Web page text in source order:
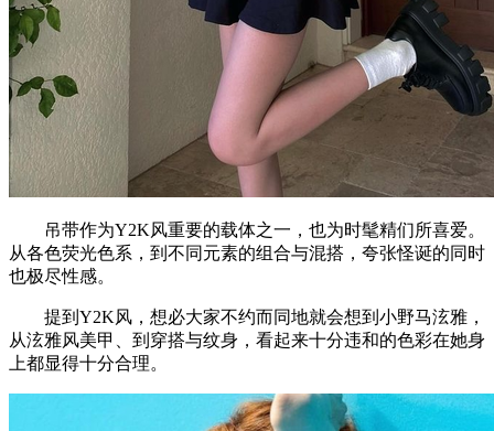
吊带作为Y2K风重要的载体之一，也为时髦精们所喜爱。
从各色荧光色系，到不同元素的组合与混搭，夸张怪诞的同时
也极尽性感。
提到Y2K风，想必大家不约而同地就会想到小野马泫雅，
从泫雅风美甲、到穿搭与纹身，看起来十分违和的色彩在她身
上都显得十分合理。